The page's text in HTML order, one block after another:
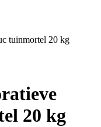
tuinmortel 20 kg
20 kg